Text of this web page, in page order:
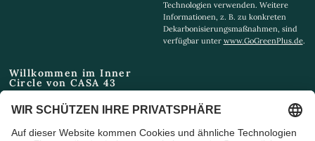
Technologien verwenden. Weitere
Informationen, z. B. zu konkreten
Dekarbonisierungsmaßnahmen, sind
verfügbar unter www.GoGreenPlus.de.
Willkommen im Inner
Circle von CASA 43
Email